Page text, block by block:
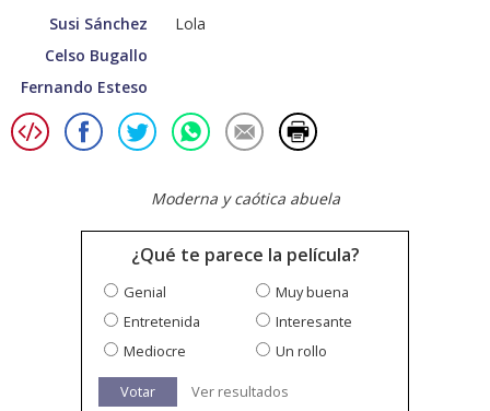
Susi Sánchez
Lola
Celso Bugallo
Fernando Esteso
Moderna y caótica abuela
¿Qué te parece la película?
Genial
Muy buena
Entretenida
Interesante
Mediocre
Un rollo
Votar Ver resultados